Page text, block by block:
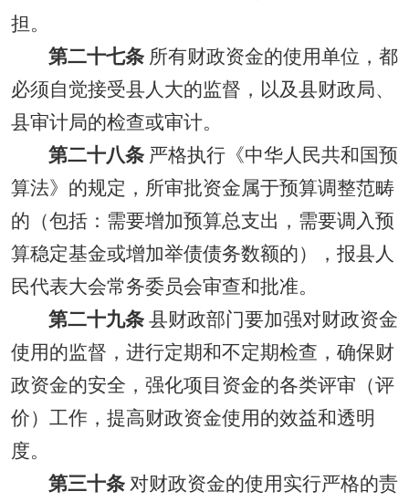
担。
第二十七条所有财政资金的使用单位，都
必须自觉接受县人大的监督，以及县财政局、
县审计局的检查或审计。
第二十八条严格执行《中华人民共和国预
算法》的规定，所审批资金属于预算调整范畴
的（包括：需要增加预算总支出，需要调入预
算稳定基金或增加举债债务数额的），报县人
民代表大会常务委员会审查和批准。
第二十九条县财政部门要加强对财政资金
使用的监督，进行定期和不定期检查，确保财
政资金的安全，强化项目资金的各类评审（评
价）工作，提高财政资金使用的效益和透明
度。
第三十条对财政资金的使用实行严格的责